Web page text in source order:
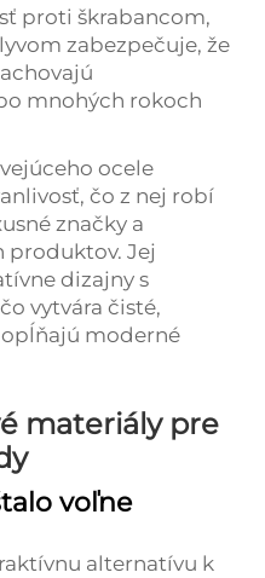
proti škrabancom,
zabezpečuje, že
mnohých rokoch
ocele
čo z nej robí
značky a
produktov. Jej
dizajny s
vytvára čisté,
moderné
materiály pre
voľne
alternatívu k